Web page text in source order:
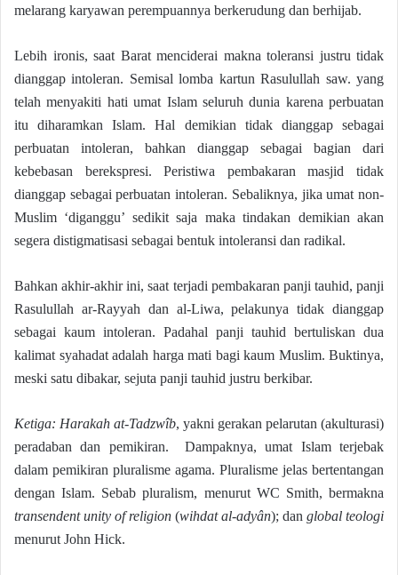
melarang karyawan perempuannya berkerudung dan berhijab.
Lebih ironis, saat Barat menciderai makna toleransi justru tidak
dianggap intoleran. Semisal lomba kartun Rasulullah saw. yang
telah menyakiti hati umat Islam seluruh dunia karena perbuatan
itu diharamkan Islam. Hal demikian tidak dianggap sebagai
perbuatan intoleran, bahkan dianggap sebagai bagian dari
kebebasan berekspresi. Peristiwa pembakaran masjid tidak
dianggap sebagai perbuatan intoleran. Sebaliknya, jika umat non-
Muslim ‘diganggu’ sedikit saja maka tindakan demikian akan
segera distigmatisasi sebagai bentuk intoleransi dan radikal.
Bahkan akhir-akhir ini, saat terjadi pembakaran panji tauhid, panji
Rasulullah ar-Rayyah dan al-Liwa, pelakunya tidak dianggap
sebagai kaum intoleran. Padahal panji tauhid bertuliskan dua
kalimat syahadat adalah harga mati bagi kaum Muslim. Buktinya,
meski satu dibakar, sejuta panji tauhid justru berkibar.
Ketiga: Harakah at-Tadzwîb, yakni gerakan pelarutan (akulturasi)
peradaban dan pemikiran. Dampaknya, umat Islam terjebak
dalam pemikiran pluralisme agama. Pluralisme jelas bertentangan
dengan Islam. Sebab pluralism, menurut WC Smith, bermakna
transendent unity of religion (wihdat al-adyân); dan global teologi
menurut John Hick.